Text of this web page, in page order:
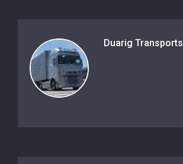
Duarig Transports